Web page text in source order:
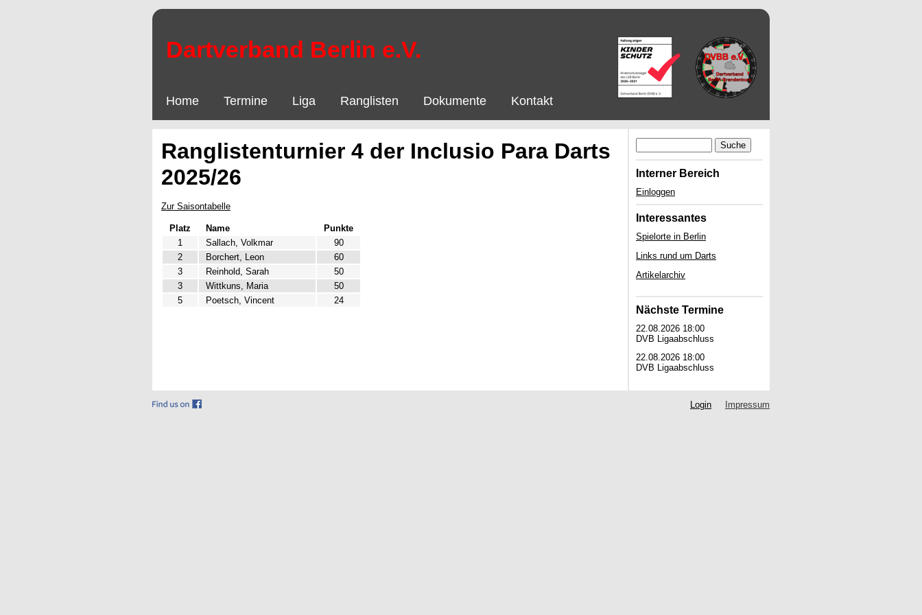
Dartverband Berlin e.V.
Home Termine Liga Ranglisten Dokumente Kontakt
Ranglistenturnier 4 der Inclusio Para Darts
2025/26
Zur Saisontabelle
Platz Name
Punkte
1
Sallach, Volkmar
90
2
Borchert, Leon
60
3
Reinhold, Sarah
50
3
Wittkuns, Maria
50
5
Poetsch, Vincent 24
Suche
Interner Bereich
Einloggen
Interessantes
Spielorte in Berlin
Links rund um Darts
Artikelarchiv
Nächste Termine
22.08.2026 18:00
DVB Ligaabschluss
22.08.2026 18:00
DVB Ligaabschluss
Login Impressum